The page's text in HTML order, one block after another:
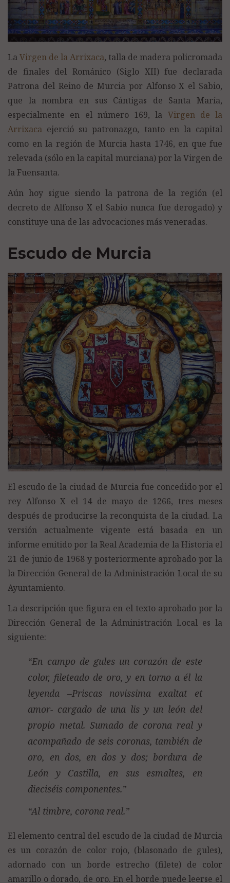
LaVirgen de la Arrixaca, talla de madera policromada
de finales del Románico (Siglo XII) fue declarada
Patrona del Reino de Murcia por Alfonso X el Sabio,
que la nombra en sus Cántigas de Santa María,
especialmente en el número 169, la Virgen de la
Arrixaca ejerció su patronazgo, tanto en la capital
como en la región de Murcia hasta 1746, en que fue
relevada (sólo en la capital murciana) por la Virgen de
la Fuensanta.
Aún hoy sigue siendo la patrona de la región (el
decreto de Alfonso X el Sabio nunca fue derogado) y
constituye una de las advocaciones más veneradas.
Escudo de Murcia
El escudo de la ciudad de Murcia fue concedido por el
rey Alfonso X el 14 de mayo de 1266, tres meses
después de producirse la reconquista de la ciudad. La
versión actualmente vigente está basada en un
informe emitido por la Real Academia de la Historia el
21 de junio de 1968 y posteriormente aprobado por la
la Dirección General de la Administración Local de su
Ayuntamiento.
La descripción que figura en el texto aprobado por la
Dirección General de la Administración Local es la
siguiente:
En campo de gules un corazón de este
color, fileteado de oro, y en torno a él la
leyenda –Priscas novissima exaltat et
amor- cargado de una lis y un león del
propio metal. Sumado de corona real y
acompañado de seis coronas, también de
oro, en dos, en dos y dos; bordura de
León y Castilla, en sus esmaltes, en
dieciséis componentes.
Al timbre, corona real.
El elemento central del escudo de la ciudad de Murcia
es un corazón de color rojo, (blasonado de gules),
adornado con un borde estrecho (filete) de color
amarillo o dorado, de oro. En el borde puede leerse el